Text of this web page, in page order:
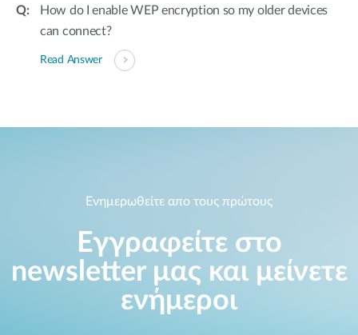
How do I enable WEP encryption so my older devices
can connect?
Read Answer
Ενημερωθείτε απο τους πρώτους
Εγγραφείτε στο
newsletter μας και μείνετε
ενήμεροι